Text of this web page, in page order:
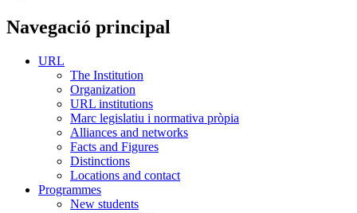
Navegació principal
URL
The Institution
Organization
URL institutions
Marc legislatiu i normativa pròpia
Alliances and networks
Facts and Figures
Distinctions
Locations and contact
Programmes
New students